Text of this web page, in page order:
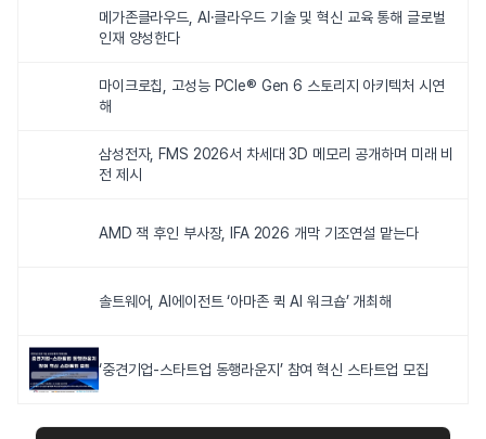
메가존클라우드, AI·클라우드 기술 및 혁신 교육 통해 글로벌
인재 양성한다
마이크로칩, 고성능 PCIe® Gen 6 스토리지 아키텍처 시연
해
삼성전자, FMS 2026서 차세대 3D 메모리 공개하며 미래 비
전 제시
AMD 잭 후인 부사장, IFA 2026 개막 기조연설 맡는다
솔트웨어, AI에이전트 ‘아마존 퀵 AI 워크숍’ 개최해
‘중견기업-스타트업 동행라운지’ 참여 혁신 스타트업 모집